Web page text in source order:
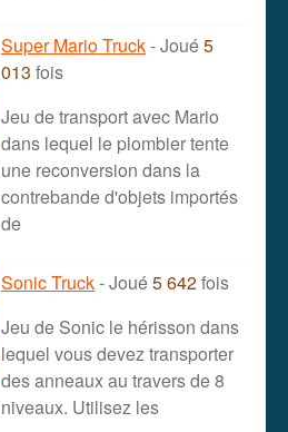
Super Mario Truck- Joué5
013 fois
Jeu de transport avec Mario
dans lequel le plombier tente
une reconversion dans la
contrebande d'objets importés
de
Sonic Truck- Joué5 642fois
Jeu de Sonic le hérisson dans
lequel vous devez transporter
des anneaux au travers de 8
niveaux. Utilisez les